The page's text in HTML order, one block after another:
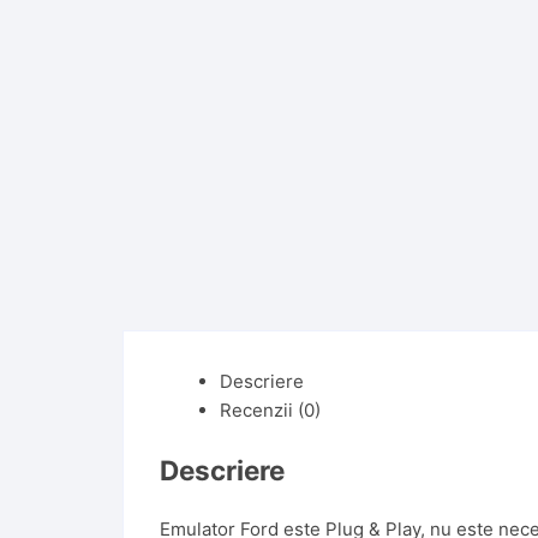
Descriere
Recenzii (0)
Descriere
Emulator Ford este Plug & Play, nu este